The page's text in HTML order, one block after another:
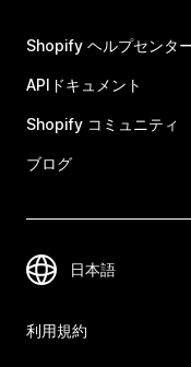
Shopify ヘルプセンタ
APIドキュメント
Shopify コミュニティ
ブログ
利用規約